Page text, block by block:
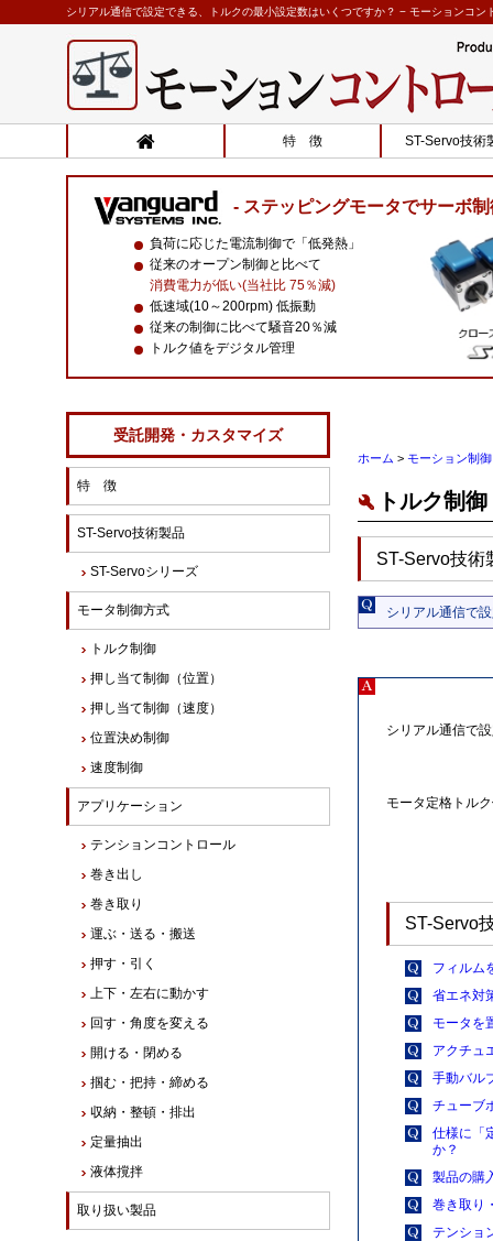
シリアル通信で設定できる、トルクの最小設定数はいくつですか？ − モーションコ
特 徴 ST-Servo技術
ステッピングモータでサーボ制
負荷に応じた電流制御で「低発熱」
従来のオープン制御と比べて
消費電力が低い(当社比 75％減)
低速域(10～200rpm) 低振動
従来の制御に比べて騒音20％減
トルク値をデジタル管理
ホーム > モーション制
トルク制
ST-Servo技術
シリアル通信で
シリアル通信で
モータ定格トル
ST-Servo
フィルム
省エネ対
モータを
アクチュ
手動バル
チューブ
仕様に「
か？
製品の購
巻き取り
テンショ
受託開発・カスタマイズ
特 徴
ST-Servo技術製品
ST-Servoシリーズ
モータ制御方式
トルク制御
押し当て制御（位置）
押し当て制御（速度）
位置決め制御
速度制御
アプリケーション
テンションコントロール
巻き出し
巻き取り
運ぶ・送る・搬送
押す・引く
上下・左右に動かす
回す・角度を変える
開ける・閉める
掴む・把持・締める
収納・整頓・排出
定量抽出
液体撹拌
取り扱い製品